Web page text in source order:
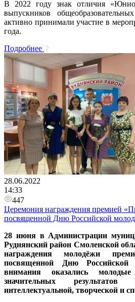
В 2022 году знак отличия
выпускников
активно принимали участие в
года.
Подробнее
28.06.2022
14:33
447
Церемония награждения премией
посвященной Дню Российской
​28 июня в Администрации
Руднянский район Смоленской
награждения молодёжи
посвященной Дню
внимания оказались
значительных результатов
интеллектуальной, творческой и